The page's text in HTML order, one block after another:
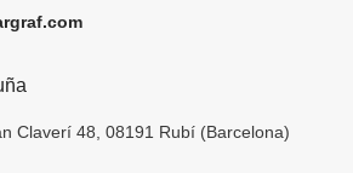
Claverí 48, 08191 Rubí (Barcelona)